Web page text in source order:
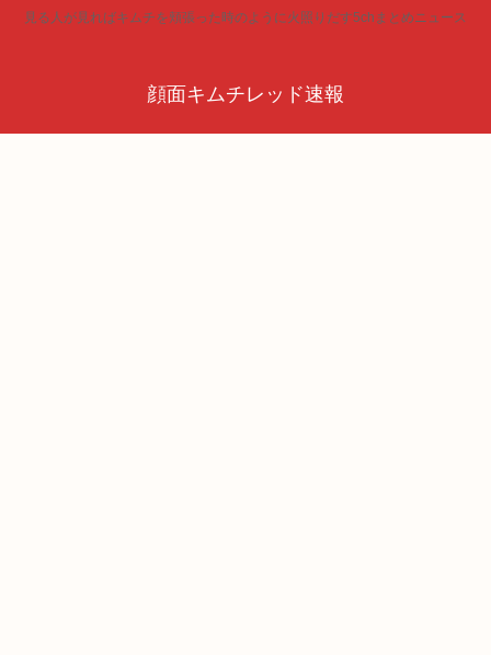
見る人が見ればキムチを頬張った時のように火照りだす5chまとめニュース
顔面キムチレッド速報